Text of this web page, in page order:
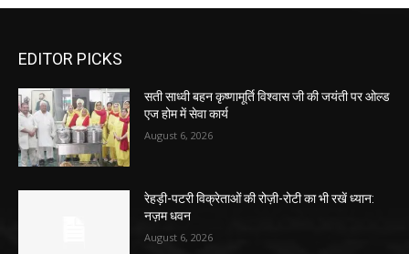
EDITOR PICKS
सती साध्वी बहन कृष्णामूर्ति विश्वास जी की जयंती पर ओल्ड
एज होम में सेवा कार्य
August 6, 2026
रेहड़ी-पटरी विक्रेताओं की रोज़ी-रोटी का भी रखें ध्यान:
नज़म धवन
August 6, 2026